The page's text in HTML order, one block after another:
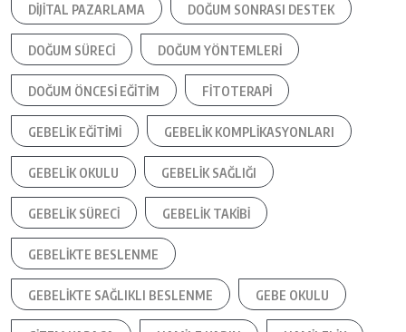
DIJITAL PAZARLAMA DOĞUM SONRASI DESTEK
DOĞUM SÜRECI DOĞUM YÖNTEMLERI
DOĞUM ÖNCESI EĞITIM FITOTERAPI
GEBELIK EĞITIMI GEBELIK KOMPLIKASYONLARI
GEBELIK OKULU GEBELIK SAĞLIĞI
GEBELIK SÜRECI GEBELIK TAKIBI
GEBELIKTE BESLENME
GEBELIKTE SAĞLIKLI BESLENME GEBE OKULU